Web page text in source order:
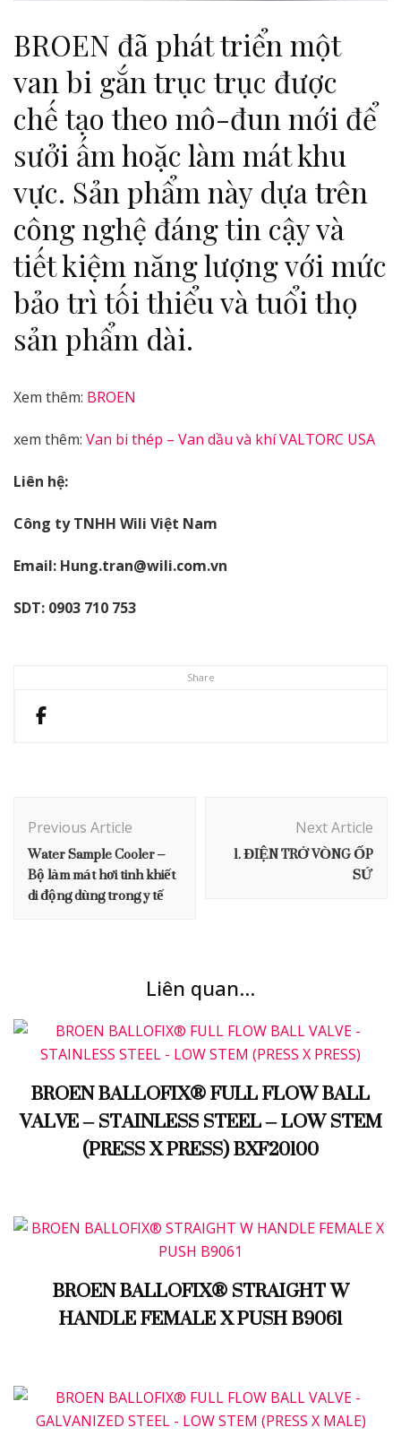
Share
BROEN đã phát triển một
van bi gắn trục trục được
chế tạo theo mô-đun mới để
sưởi ấm hoặc làm mát khu
vực. Sản phẩm này dựa trên
công nghệ đáng tin cậy và
tiết kiệm năng lượng với mức
bảo trì tối thiểu và tuổi thọ
sản phẩm dài.
Xem thêm: BROEN
xem thêm: Van bi thép – Van dầu và khí VALTORC USA
Liên hệ:
Công ty TNHH Wili Việt Nam
Email: Hung.tran@wili.com.vn
SDT: 0903 710 753
Navigation
Previous Article
Water Sample Cooler –
Bộ làm mát hơi tinh khiết
di động dùng trong y tế
Next Article
1. ĐIỆN TRỞ VÒNG ỐP
SỨ
Liên quan...
BROEN BALLOFIX® FULL FLOW BALL
VALVE – STAINLESS STEEL – LOW STEM
(PRESS X PRESS) BXF20100
BROEN BALLOFIX® STRAIGHT W
HANDLE FEMALE X PUSH B9061